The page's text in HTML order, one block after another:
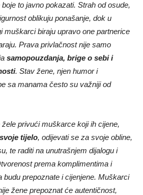
to javno pokazati. Strah od osude,
oblikuju ponašanje, dok u
muškarci biraju upravo one partnerice
Prava privlačnost nije samo
samopouzdanja, brige o sebi i
. Stav žene, njen humor i
sa manama često su važniji od
privući muškarce koji ih cijene,
tijelo, odijevati se za svoje obline,
te raditi na unutrašnjem dijalogu i
prema komplimentima i
budu prepoznate i cijenjene. Muškarci
žene prepoznat će autentičnost,